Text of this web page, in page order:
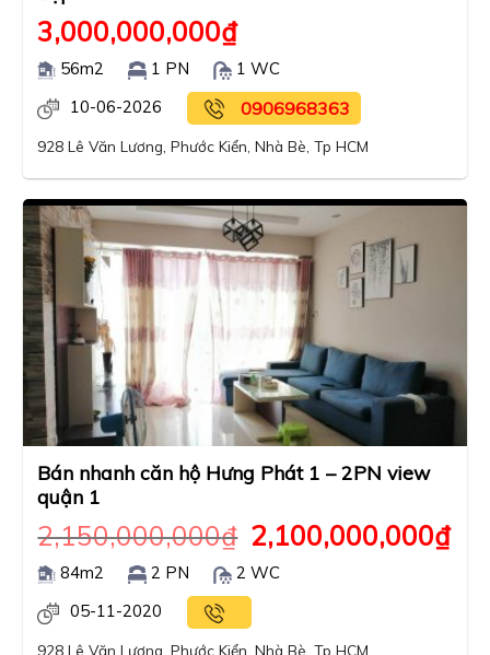
3,000,000,000₫
56m2 1 PN
1 WC
10-06-2026
0906968363
928 Lê Văn Lương, Phước Kiển, Nhà Bè, Tp HCM
Bán nhanh căn hộ Hưng Phát 1 – 2PN view
quận 1
2,150,000,000₫ 2,100,000,000₫
84m2 2 PN
2 WC
05-11-2020
928 Lê Văn Lương, Phước Kiển, Nhà Bè, Tp HCM